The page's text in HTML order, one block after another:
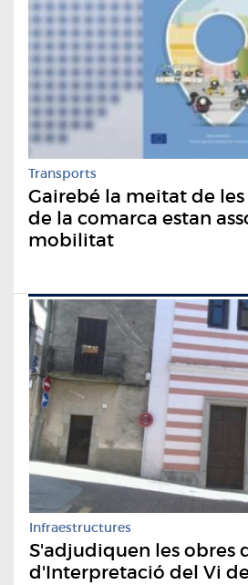
Transports
Gairebé la meitat de les
de la comarca estan
mobilitat
Infraestructures
S'adjudiquen les obres
d'Interpretació del Vi